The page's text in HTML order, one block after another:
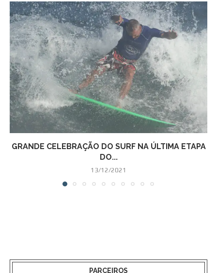
GRANDE CELEBRAÇÃO DO SURF NA ÚLTIMA ETAPA
DO...
13/12/2021
PARCEIROS